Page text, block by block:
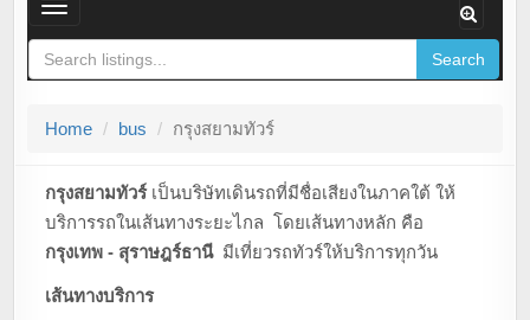
T
o
g
l
n
a
v
g
Search
Home bus กรุงสยามทัวร์
กรุงสยามทัวร์เป็นบริษัทเดินรถที่มีชื่อเสียงในภาคใต้ ให้
บริการรถในเส้นทางระยะไกล โดยเส้นทางหลัก คือ
กรุงเทพ - สุราษฎร์ธานีมีเที่ยวรถทัวร์ให้บริการทุกวัน
เส้นทางบริการ